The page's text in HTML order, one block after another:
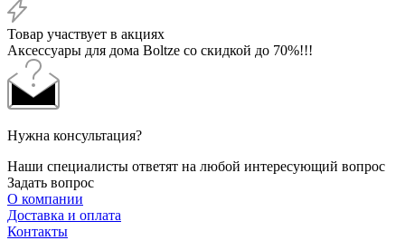
Товар участвует в акциях
Аксессуары для дома Boltze со скидкой до 70%!!!
Нужна консультация?
Наши специалисты ответят на любой интересующий вопрос
Задать вопрос
О компании
Доставка и оплата
Контакты